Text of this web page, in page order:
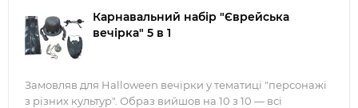
Карнавальний набір "Єврейська
вечірка" 5 в 1
Замовляв для Halloween вечірки у тематиці "персонажі
з різних культур". Образ вийшов на 10 з 10 — всі